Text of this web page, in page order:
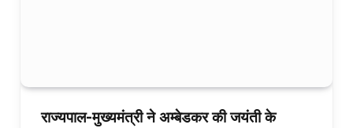
राज्यपाल-मुख्यमंत्री ने अम्बेडकर की जयंती के